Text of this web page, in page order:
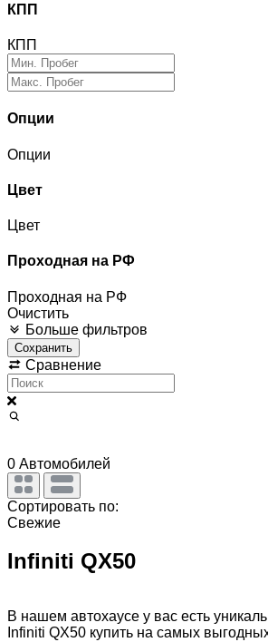
КПП
КПП
Опции
Опции
Цвет
Цвет
Проходная на РФ
Проходная на РФ
Очистить
Больше фильтров
Сохранить
Сравнение
0 Автомобилей
Сортировать по:
Свежие
Infiniti QX50
В нашем автохаусе у вас есть
Infiniti QX50 купить на самых